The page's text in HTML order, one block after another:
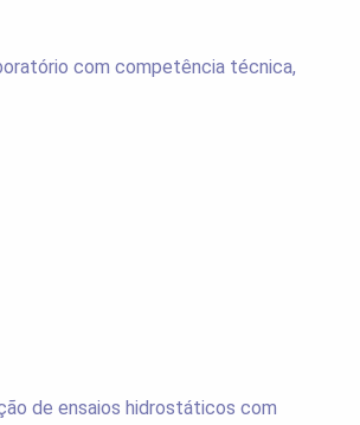
com competência técnica,
de ensaios hidrostáticos com